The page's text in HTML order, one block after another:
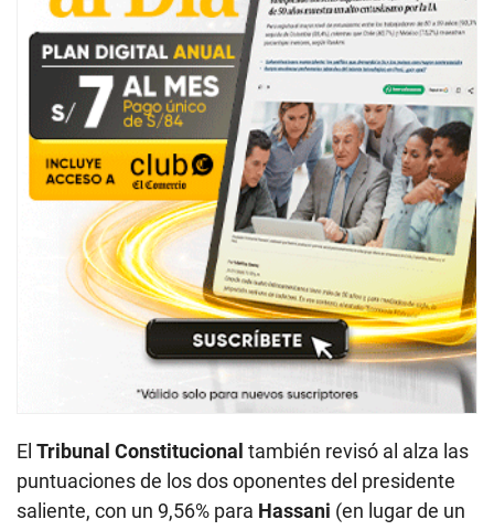
El Tribunal Constitucional también revisó al alza las
puntuaciones de los dos oponentes del presidente
saliente, con un 9,56% para Hassani (en lugar de un